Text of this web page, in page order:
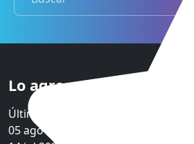
Lo agregado más reciente
Últimas descargas agregadas
05 ago 2026